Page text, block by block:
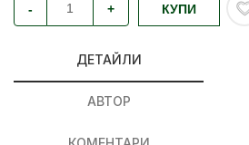
- + КУПИ
ДЕТАЙЛИ
АВТОР